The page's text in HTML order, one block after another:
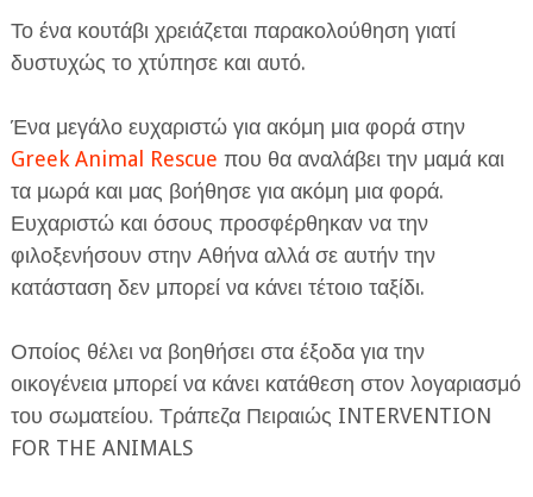
Το ένα κουτάβι χρειάζεται παρακολούθηση γιατί
δυστυχώς το χτύπησε και αυτό.
Ένα μεγάλο ευχαριστώ για ακόμη μια φορά στην
Greek Animal Rescue που θα αναλάβει την μαμά και
τα μωρά και μας βοήθησε για ακόμη μια φορά.
Ευχαριστώ και όσους προσφέρθηκαν να την
φιλοξενήσουν στην Αθήνα αλλά σε αυτήν την
κατάσταση δεν μπορεί να κάνει τέτοιο ταξίδι.
Οποίος θέλει να βοηθήσει στα έξοδα για την
οικογένεια μπορεί να κάνει κατάθεση στον λογαριασμό
του σωματείου. Τράπεζα Πειραιώς INTERVENTION
FOR THE ANIMALS